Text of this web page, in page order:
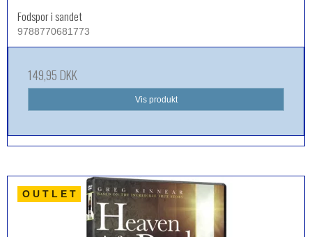
Fodspor i sandet
9788770681773
149,95 DKK
Vis produkt
O U T L E T